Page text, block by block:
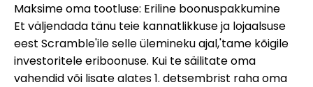
Maksime oma tootluse: Eriline boonuspakkumine
Et väljendada tänu teie kannatlikkuse ja lojaalsuse
eest Scramble'ile selle ülemineku ajal,'tame kõigile
investoritele eriboonuse. Kui te säilitate oma
vahendid või lisate alates 1. detsembrist raha oma